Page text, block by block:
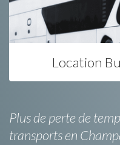
Location
Plus de perte de
transports en